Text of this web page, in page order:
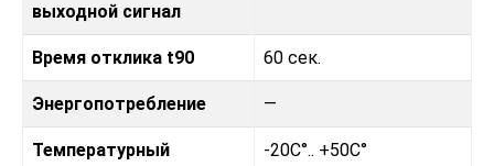
выходной сигнал
Время отклика t90 60 сек.
Энергопотребление —
Температурный
-20C°.. +50C°